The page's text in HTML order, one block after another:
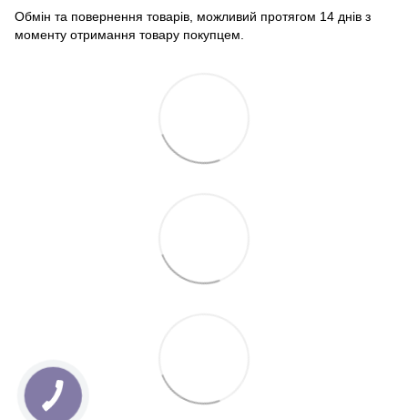
Обмін та повернення товарів, можливий протягом 14 днів з
моменту отримання товару покупцем.